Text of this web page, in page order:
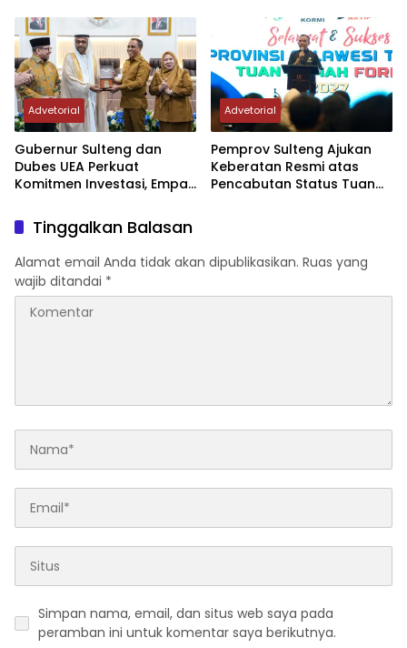
Advetorial
Gubernur Sulteng dan
Dubes UEA Perkuat
Komitmen Investasi, Empat
Advetorial
Pemprov Sulteng Ajukan
Keberatan Resmi atas
Pencabutan Status Tuan
Tinggalkan Balasan
Alamat email Anda tidak akan dipublikasikan. Ruas yang
wajib ditandai *
Simpan nama, email, dan situs web saya pada
peramban ini untuk komentar saya berikutnya.